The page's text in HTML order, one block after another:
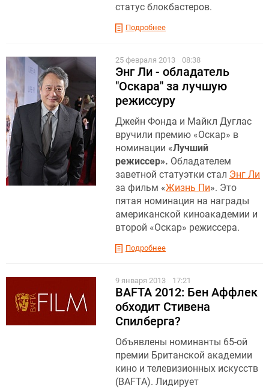
статус блокбастеров.
Подробнее
25 февраля 2013 08:38
Энг Ли - обладатель
"Оскара" за лучшую
режиссуру
Джейн Фонда и Майкл Дуглас
вручили премию «Оскар» в
номинации «Лучший
режиссер». Обладателем
заветной статуэтки стал Энг Ли
за фильм «Жизнь Пи». Это
пятая номинация на награды
американской киноакадемии и
второй «Оскар» режиссера.
Подробнее
9 января 2013 17:21
BAFTA 2012: Бен Аффлек
обходит Стивена
Спилберга?
Объявлены номинанты 65-ой
премии Британской академии
кино и телевизионных искусств
(BAFTA). Лидирует